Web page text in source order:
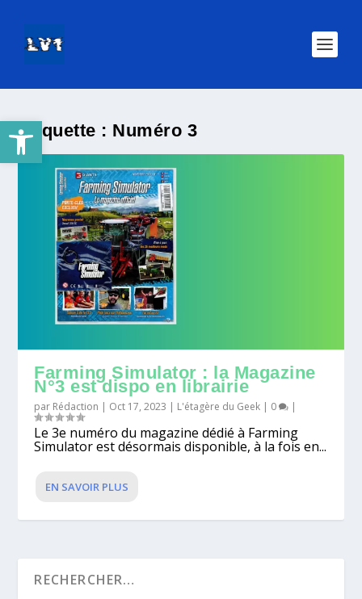
Ouvrir la barre d’outilsÉtiquette : Numéro 3
Farming Simulator : la Magazine
N°3 est dispo en librairie
par Rédaction | Oct 17, 2023 | L'étagère du Geek | 0 |
Le 3e numéro du magazine dédié à Farming
Simulator est désormais disponible, à la fois en...
EN SAVOIR PLUS